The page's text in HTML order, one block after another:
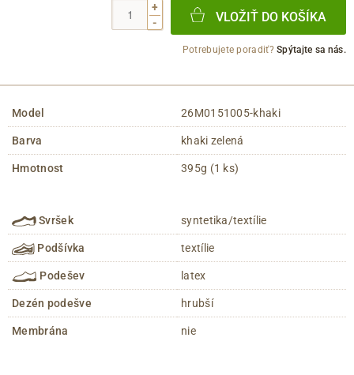
+
-
VLOŽIŤ DO KOŠÍKA
Potrebujete poradiť?Spýtajte sa nás.
Model 26M0151005-khaki
Barva khaki zelená
Hmotnost 395g (1 ks)
Svršek syntetika/textílie
Podšívka textílie
Podešev latex
Dezén podešve hrubší
Membrána nie